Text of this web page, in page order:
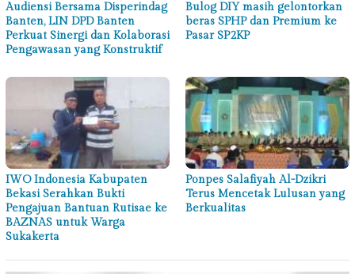
Audiensi Bersama Disperindag
Banten, LIN DPD Banten
Perkuat Sinergi dan Kolaborasi
Pengawasan yang Konstruktif
Bulog DIY masih gelontorkan
beras SPHP dan Premium ke
Pasar SP2KP
IWO Indonesia Kabupaten
Bekasi Serahkan Bukti
Pengajuan Bantuan Rutisae ke
BAZNAS untuk Warga
Sukakerta
Ponpes Salafiyah Al-Dzikri
Terus Mencetak Lulusan yang
Berkualitas